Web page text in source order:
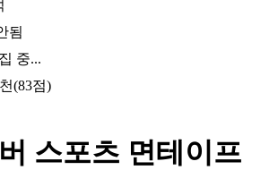
됨
중...
(83점)
스포츠 면테이프